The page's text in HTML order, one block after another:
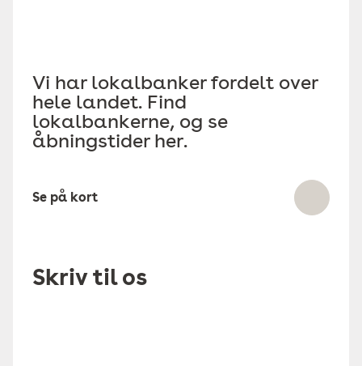
Vi har lokalbanker fordelt over
hele landet. Find
lokalbankerne, og se
åbningstider her.
Se på kort
Skriv til os